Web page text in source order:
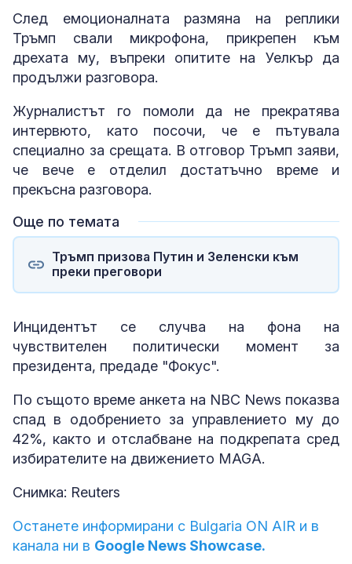
След емоционалната размяна на реплики
Тръмп свали микрофона, прикрепен към
дрехата му, въпреки опитите на Уелкър да
продължи разговора.
Журналистът го помоли да не прекратява
интервюто, като посочи, че е пътувала
специално за срещата. В отговор Тръмп заяви,
че вече е отделил достатъчно време и
прекъсна разговора.
Още по темата
Тръмп призова Путин и Зеленски към
преки преговори
Инцидентът се случва на фона на
чувствителен политически момент за
президента, предаде "Фокус".
По същото време анкета на NBC News показва
спад в одобрението за управлението му до
42%, както и отслабване на подкрепата сред
избирателите на движението MAGA.
Снимка: Reuters
Останете информирани с Bulgaria ON AIR и в
канала ни в Google News Showcase.